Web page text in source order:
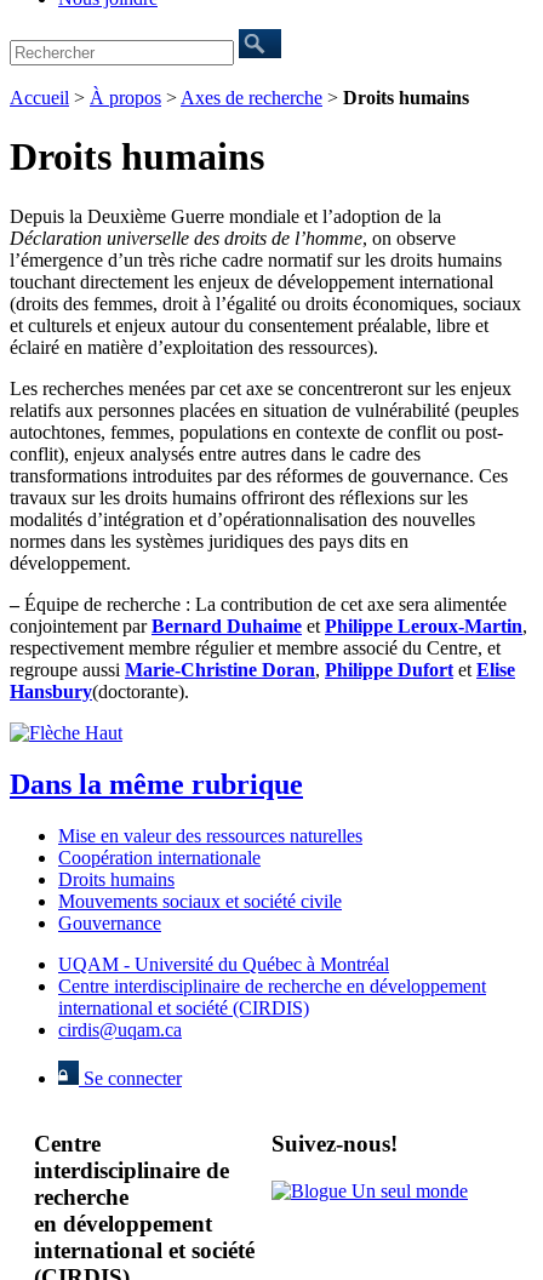
Accueil > À propos > Axes de recherche > Droits humains
Droits humains
Depuis la Deuxième Guerre mondiale et l’adoption de la
Déclaration universelle des droits de l’homme, on observe
l’émergence d’un très riche cadre normatif sur les droits humains
touchant directement les enjeux de développement international
(droits des femmes, droit à l’égalité ou droits économiques, sociaux
et culturels et enjeux autour du consentement préalable, libre et
éclairé en matière d’exploitation des ressources).
Les recherches menées par cet axe se concentreront sur les enjeux
relatifs aux personnes placées en situation de vulnérabilité (peuples
autochtones, femmes, populations en contexte de conflit ou post-
conflit), enjeux analysés entre autres dans le cadre des
transformations introduites par des réformes de gouvernance. Ces
travaux sur les droits humains offriront des réflexions sur les
modalités d’intégration et d’opérationnalisation des nouvelles
normes dans les systèmes juridiques des pays dits en
développement.
–Équipe de recherche : La contribution de cet axe sera alimentée
conjointement parBernard Duhaime et Philippe Leroux-Martin,
respectivement membre régulier et membre associé du Centre, et
regroupe aussi Marie-Christine Doran, Philippe Dufort et Elise
Hansbury(doctorante).
Dans la même rubrique
Mise en valeur des ressources naturelles
Coopération internationale
Droits humains
Mouvements sociaux et société civile
Gouvernance
UQAM - Université du Québec à Montréal
Centre interdisciplinaire de recherche en développement
international et société (CIRDIS)
cirdis@uqam.ca
Se connecter
Centre
interdisciplinaire de
recherche
en développement
international et société
Suivez-nous!